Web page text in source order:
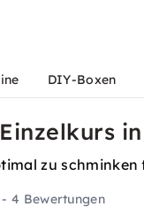
DIY-Boxen
zu schminken
- 4 Bewertungen